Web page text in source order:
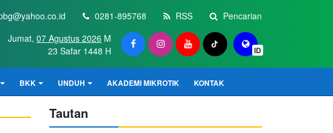
0281-895768 RSS Pencarian
ID
Jumat, 07 Agustus 2026 M
23 Safar 1448 H
BKK UNDUH AKADEMI MIKROTIK KONTAK
Tautan